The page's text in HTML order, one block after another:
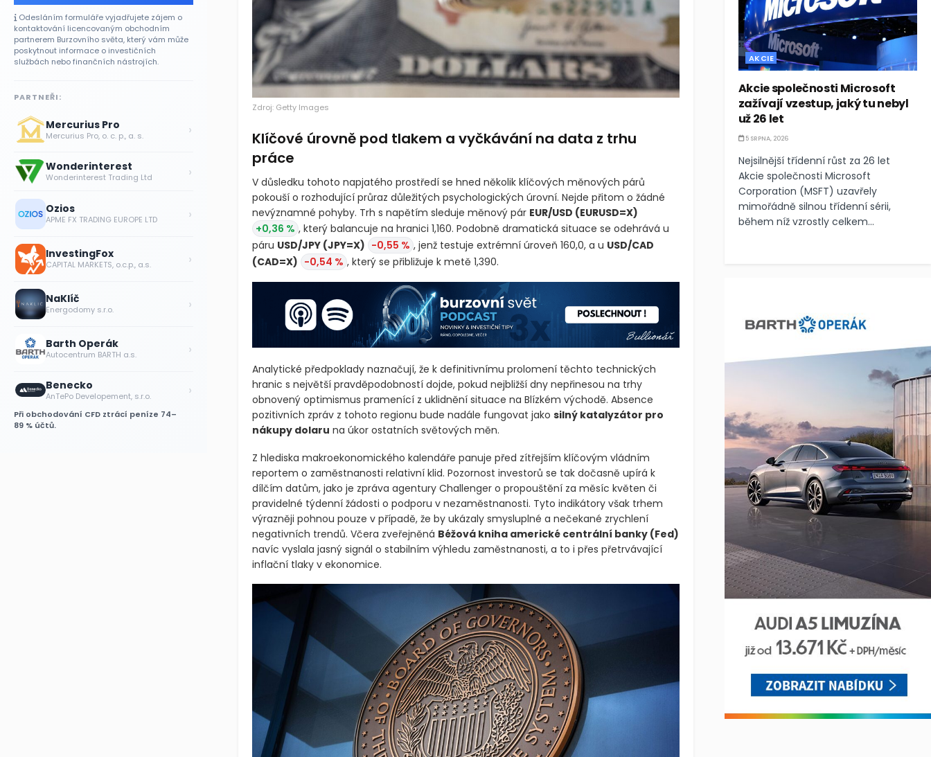
Zdroj: Getty Images
Klíčové úrovně pod tlakem a vyčkávání na data z trhu
práce
V důsledku tohoto napjatého prostředí se hned několik klíčových měnových párů
pokouší o rozhodující průraz důležitých psychologických úrovní. Nejde přitom o žádné
nevýznamné pohyby. Trh s napětím sleduje měnový pár EUR/USD (EURUSD=X)
+0,36 % , který balancuje na hranici 1,160. Podobně dramatická situace se odehrává u
páru USD/JPY (JPY=X) -0,55 % , jenž testuje extrémní úroveň 160,0, a u USD/CAD
(CAD=X) -0,54 % , který se přibližuje k metě 1,390.
Analytické předpoklady naznačují, že k definitivnímu prolomení těchto technických
hranic s největší pravděpodobností dojde, pokud nejbližší dny nepřinesou na trhy
obnovený optimismus pramenící z uklidnění situace na Blízkém východě. Absence
pozitivních zpráv z tohoto regionu bude nadále fungovat jako silný katalyzátor pro
nákupy dolaru na úkor ostatních světových měn.
Z hlediska makroekonomického kalendáře panuje před zítřejším klíčovým vládním
reportem o zaměstnanosti relativní klid. Pozornost investorů se tak dočasně upírá k
dílčím datům, jako je zpráva agentury Challenger o propouštění za měsíc květen či
pravidelné týdenní žádosti o podporu v nezaměstnanosti. Tyto indikátory však trhem
výrazněji pohnou pouze v případě, že by ukázaly smysluplné a nečekané zrychlení
negativních trendů. Včera zveřejněná Béžová kniha americké centrální banky (Fed)
navíc vyslala jasný signál o stabilním výhledu zaměstnanosti, a to i přes přetrvávající
inflační tlaky v ekonomice.
Odesláním formuláře vyjadřujete zájem o
kontaktování licencovaným obchodním
partnerem Burzovního světa, který vám může
poskytnout informace o investičních
službách nebo finančních nástrojích.
PARTNEŘI:
Mercurius Pro
Mercurius Pro, o. c. p., a. s. ›
Wonderinterest
Wonderinterest Trading Ltd ›
Ozios
APME FX TRADING EUROPE LTD ›
InvestingFox
CAPITAL MARKETS, o.c.p., a.s. ›
NaKlíč
Energodomy s.r.o. ›
Barth Operák
Autocentrum BARTH a.s. ›
Benecko
AnTePo Developement, s.r.o. ›
Při obchodování CFD ztrácí peníze 74–
89 % účtů.
AKCIE
Akcie společnosti Microsoft
zažívají vzestup, jaký tu nebyl
už 26 let
5 SRPNA, 2026
Nejsilnější třídenní růst za 26 let
Akcie společnosti Microsoft
Corporation (MSFT) uzavřely
mimořádně silnou třídenní sérii,
během níž vzrostly celkem...